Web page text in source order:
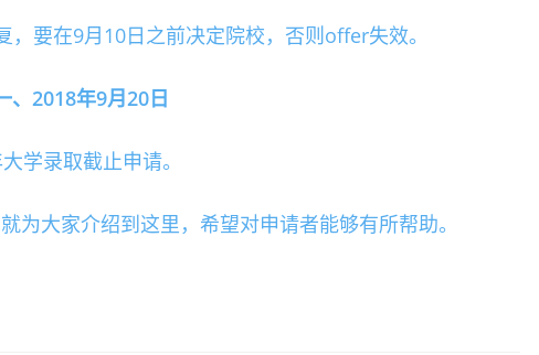
要在9月10日之前决定院校，否则offer失效。
、2018年9月20日
学录取截止申请。
为大家介绍到这里，希望对申请者能够有所帮助。